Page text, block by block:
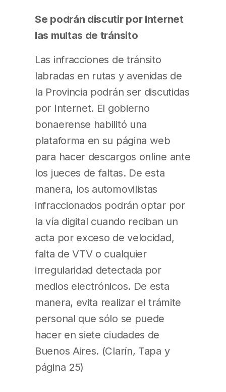
Se podrán discutir por Internet
las multas de tránsito
Las infracciones de tránsito
labradas en rutas y avenidas de
la Provincia podrán ser discutidas
por Internet. El gobierno
bonaerense habilitó una
plataforma en su página web
para hacer descargos online ante
los jueces de faltas. De esta
manera, los automovilistas
infraccionados podrán optar por
la vía digital cuando reciban un
acta por exceso de velocidad,
falta de VTV o cualquier
irregularidad detectada por
medios electrónicos. De esta
manera, evita realizar el trámite
personal que sólo se puede
hacer en siete ciudades de
Buenos Aires. (Clarín, Tapa y
página 25)